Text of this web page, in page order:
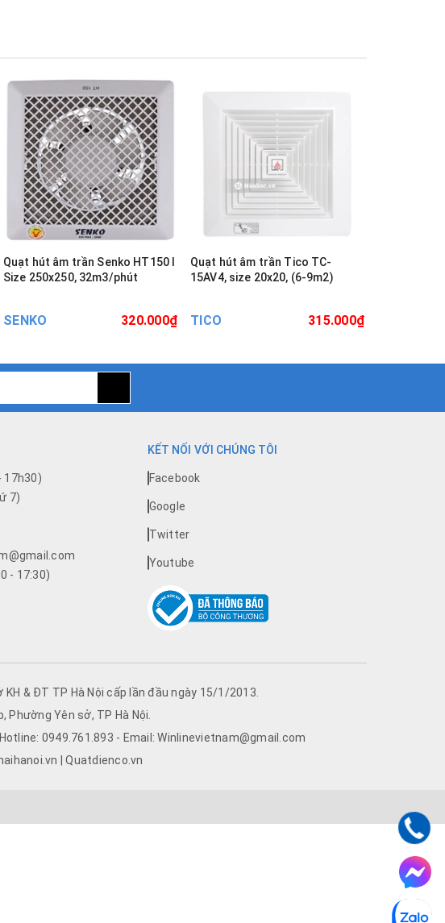
Quạt hút âm trần Senko HT150 I
Size 250x250, 32m3/phút
SENKO 320.000₫
Quạt hút âm trần Tico TC-
15AV4, size 20x20, (6-9m2)
TICO 315.000₫
17h30)
7)
- 17:30)
KẾT NỐI VỚI CHÚNG TÔI
Facebook
Google
Twitter
Youtube
& ĐT TP Hà Nội cấp lần đầu ngày 15/1/2013.
Phường Yên sở, TP Hà Nội.
0949.761.893 - Email: Winlinevietnam@gmail.com
| Quatdienco.vn